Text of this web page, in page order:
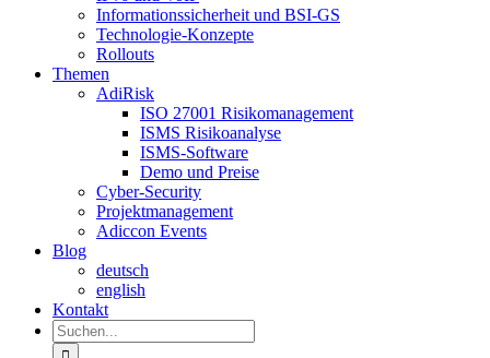
Informationssicherheit und BSI-GS
Technologie-Konzepte
Rollouts
Themen
AdiRisk
ISO 27001 Risikomanagement
ISMS Risikoanalyse
ISMS-Software
Demo und Preise
Cyber-Security
Projektmanagement
Adiccon Events
Blog
deutsch
english
Kontakt
Suche
nach: